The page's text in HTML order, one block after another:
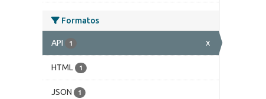
Formatos
API 1 x
HTML 1
JSON 1